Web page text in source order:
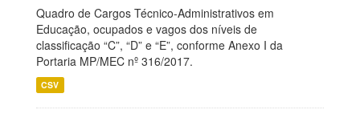
Quadro de Cargos Técnico-Administrativos em
Educação, ocupados e vagos dos níveis de
classificação “C”, “D” e “E”, conforme Anexo I da
Portaria MP/MEC nº 316/2017.
CSV